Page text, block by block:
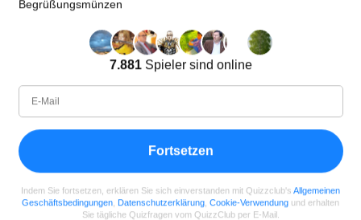
Level Punktzahl
Teilenauf Facebook
Begrüßungsmünzen
7.881Spieler sind online
Fortsetzen
Indem Sie fortsetzen, erklären Sie sich einverstanden mit Quizzclub's Allgemeinen
Geschäftsbedingungen Datenschutzerklärung Cookie-Verwendung und erhalten
Sie tägliche Quizfragen vom QuizzClub per E-Mail.